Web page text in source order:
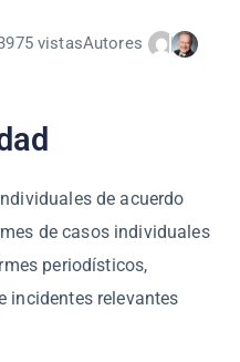
vistasAutores
de acuerdo
de casos individuales
periodísticos,
incidentes relevantes